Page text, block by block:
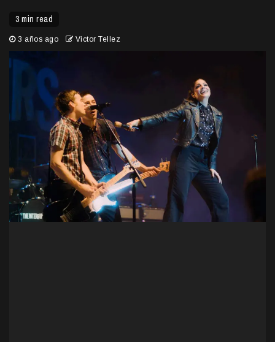
3 min read
3 años ago Victor Tellez